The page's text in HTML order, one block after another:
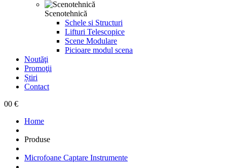
Scenotehnică
Schele si Structuri
Lifturi Telescopice
Scene Modulare
Picioare modul scena
Noutăţi
Promoţii
Știri
Contact
00 €
Home
Produse
Microfoane Captare Instrumente